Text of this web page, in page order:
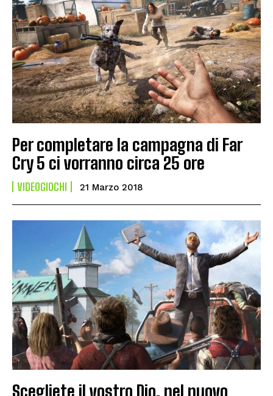
Per completare la campagna di Far
Cry 5 ci vorranno circa 25 ore
VIDEOGIOCHI 21 Marzo 2018
Scegliete il vostro Dio, nel nuovo